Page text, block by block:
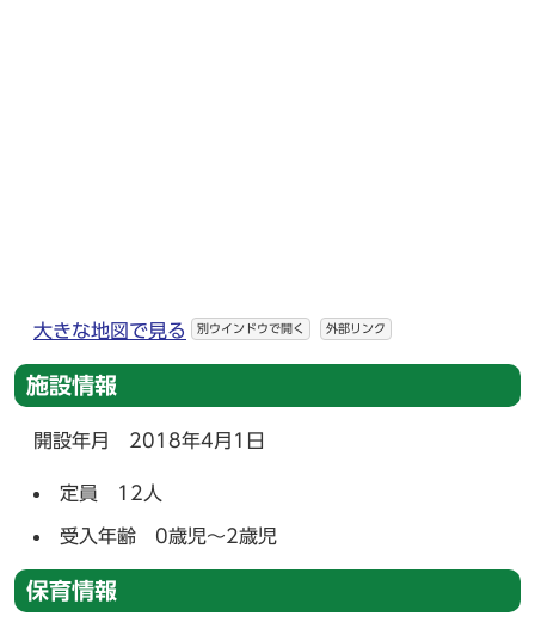
大きな地図で見る 別ウインドウで開く 外部リンク
施設情報
開設年月 2018年4月1日
定員 12人
受入年齢 0歳児～2歳児
保育情報